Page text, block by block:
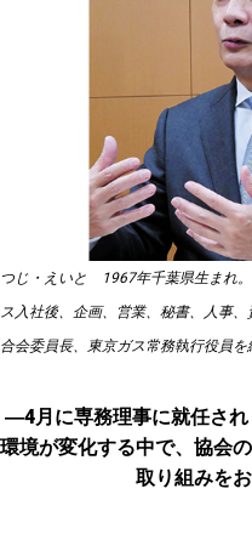
つじ・えいと 1967年千葉県生まれ
ス入社後、企画、営業、秘書、人事
合会委員長、東京ガス常務執行役員を
―4月に専務理事に就任され
環境が変化する中で、協会
取り組みを